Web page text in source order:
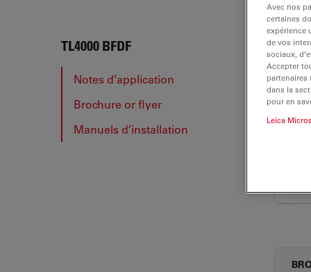
TL4000 BFDF
Notes d’application
Brochure or flyer
Manuels d’installation
Avec nos
certaines
expérience
de vos
sociaux,
Accepter
partenaires
dans la
pour en
Leica